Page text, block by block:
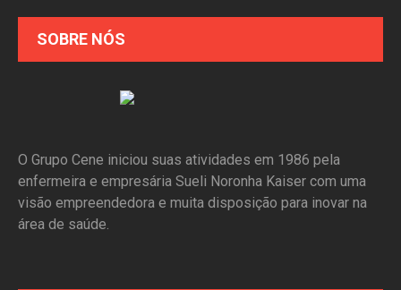
SOBRE NÓS
O Grupo Cene iniciou suas atividades em 1986 pela
enfermeira e empresária Sueli Noronha Kaiser com uma
visão empreendedora e muita disposição para inovar na
área de saúde.